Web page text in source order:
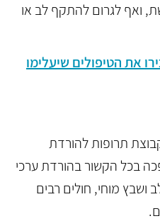
ואף לגרום להתקף לב או
את הטיפולים שיעלימו
תרופות להורדת
בכל הקשור בהורדת ערכי
ושבץ מוחי, חולים רבים